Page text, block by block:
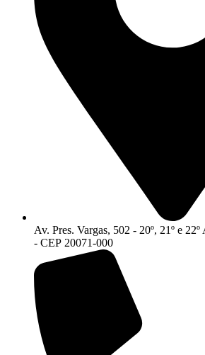
Av. Pres. Vargas, 502 - 20º, 21º e
- CEP 20071-000